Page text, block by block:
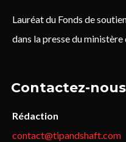
Lauréat du Fonds de
dans la presse du
Contactez-
Rédaction
contact@tipandshaft.com